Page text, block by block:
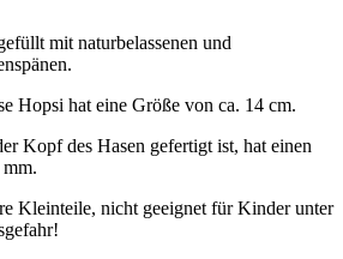
mit naturbelassenen und
Hopsi hat eine Größe von ca. 14 cm.
Kopf des Hasen gefertigt ist, hat einen
Kleinteile, nicht geeignet für Kinder unter